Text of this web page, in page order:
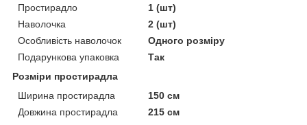
Простирадло
1 (шт)
Наволочка
2 (шт)
Особливість наволочок
Одного розміру
Подарункова упаковка
Так
Розміри простирадла
Ширина простирадла
150 см
Довжина простирадла
215 см